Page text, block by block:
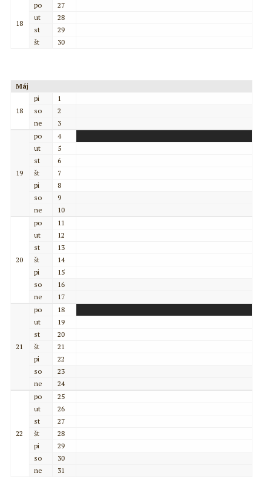
18
po
27
ut
28
st
29
št
30
Máj
18
pi
1
so
2
ne
3
19
po
4
ut
5
st
6
št
7
pi
8
so
9
ne
10
20
po
11
ut
12
st
13
št
14
pi
15
so
16
ne
17
21
po
18
ut
19
st
20
št
21
pi
22
so
23
ne
24
22
po
25
ut
26
st
27
št
28
pi
29
so
30
ne
31